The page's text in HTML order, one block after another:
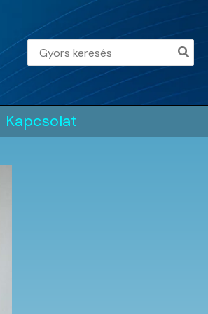
Search
for:
Kapcsolat